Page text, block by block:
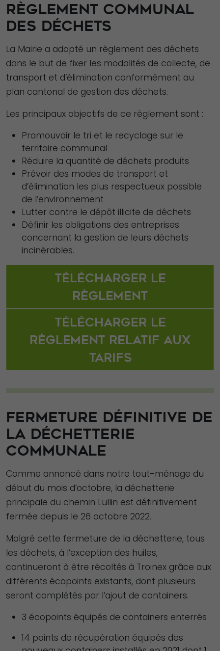
RÈGLEMENT COMMUNAL
DES DÉCHETS
La Mairie a adopté un règlement des déchets
dans le but de fixer les modalités de collecte, de
transport et d’élimination conformément au
plan cantonal de gestion des déchets.
Les principaux objectifs de ce règlement sont :
Promouvoir le tri et le recyclage sur le
territoire communal
Réduire la quantité de déchets produits
Prévoir des modes de transport et
d’élimination les plus respectueux possible
de l’environnement
Lutter contre le dépôt illicite de déchets
Définir les obligations des entreprises
concernant la gestion de leurs déchets
incinérables.
Télécharger le
règlement
Télécharger le
règlement relatif aux
tarifs
FERMETURE DÉFINITIVE DE
LA DÉCHETTERIE
COMMUNALE
Comme annoncé dans notre tout-ménage du
début du mois d’octobre, la déchetterie
principale du chemin Lullin est définitivement
fermée depuis le 26 octobre 2022.
Malgré cette fermeture de la déchetterie, tous
les déchets, à l’exception des huiles,
continueront à être récoltés à Troinex grâce aux
différents écopoints existants, dont plusieurs
seront complétés par l’ajout de containers.
3 écopoints équipés de containers enterrés
14 points de récupération équipés des